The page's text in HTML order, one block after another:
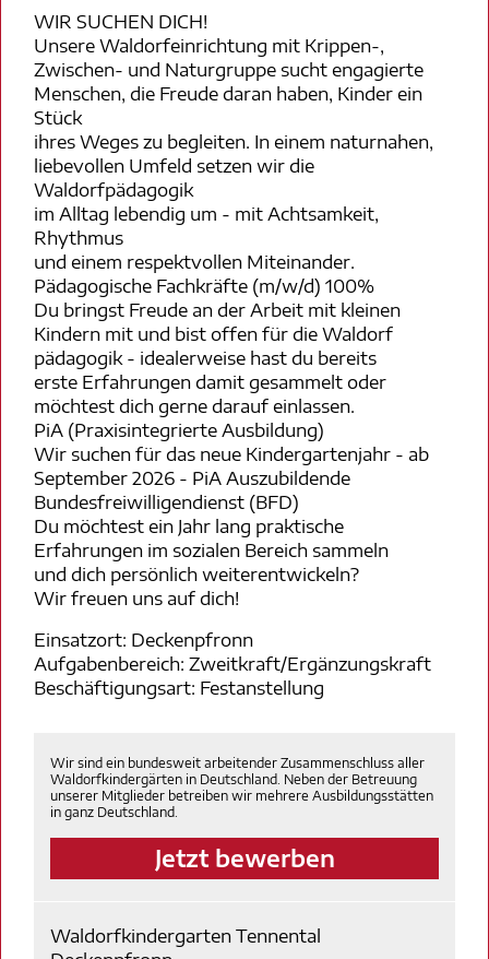
WIR SUCHEN DICH!
Unsere Waldorfeinrichtung mit Krippen-,
Zwischen- und Naturgruppe sucht engagierte
Menschen, die Freude daran haben, Kinder ein
Stück
ihres Weges zu begleiten. In einem naturnahen,
liebevollen Umfeld setzen wir die
Waldorfpädagogik
im Alltag lebendig um - mit Achtsamkeit,
Rhythmus
und einem respektvollen Miteinander.
Pädagogische Fachkräfte (m/w/d) 100%
Du bringst Freude an der Arbeit mit kleinen
Kindern mit und bist offen für die Waldorf
pädagogik - idealerweise hast du bereits
erste Erfahrungen damit gesammelt oder
möchtest dich gerne darauf einlassen.
PiA (Praxisintegrierte Ausbildung)
Wir suchen für das neue Kindergartenjahr - ab
September 2026 - PiA Auszubildende
Bundesfreiwilligendienst (BFD)
Du möchtest ein Jahr lang praktische
Erfahrungen im sozialen Bereich sammeln
und dich persönlich weiterentwickeln?
Wir freuen uns auf dich!
Einsatzort: Deckenpfronn
Aufgabenbereich: Zweitkraft/Ergänzungskraft
Beschäftigungsart: Festanstellung
Wir sind ein bundesweit arbeitender Zusammenschluss aller
Waldorfkindergärten in Deutschland. Neben der Betreuung
unserer Mitglieder betreiben wir mehrere Ausbildungsstätten
in ganz Deutschland.
Jetzt bewerben
Waldorfkindergarten Tennental